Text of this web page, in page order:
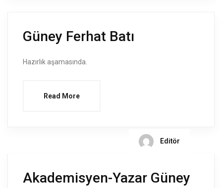
Güney Ferhat Batı
Hazırlık aşamasında.
Read More
Editör
Akademisyen-Yazar Güney